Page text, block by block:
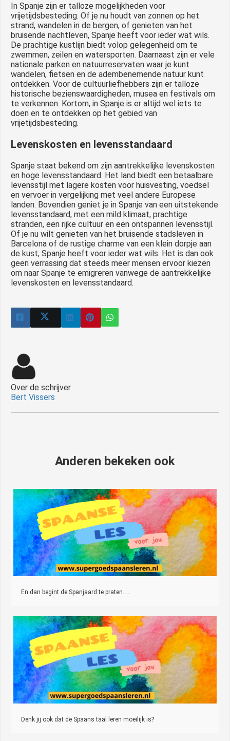
In Spanje zijn er talloze mogelijkheden voor
vrijetijdsbesteding. Of je nu houdt van zonnen op het
strand, wandelen in de bergen, of genieten van het
bruisende nachtleven, Spanje heeft voor ieder wat wils.
De prachtige kustlijn biedt volop gelegenheid om te
zwemmen, zeilen en watersporten. Daarnaast zijn er vele
nationale parken en natuurreservaten waar je kunt
wandelen, fietsen en de adembenemende natuur kunt
ontdekken. Voor de cultuurliefhebbers zijn er talloze
historische bezienswaardigheden, musea en festivals om
te verkennen. Kortom, in Spanje is er altijd wel iets te
doen en te ontdekken op het gebied van
vrijetijdsbesteding.
Levenskosten en levensstandaard
Spanje staat bekend om zijn aantrekkelijke levenskosten
en hoge levensstandaard. Het land biedt een betaalbare
levensstijl met lagere kosten voor huisvesting, voedsel
en vervoer in vergelijking met veel andere Europese
landen. Bovendien geniet je in Spanje van een uitstekende
levensstandaard, met een mild klimaat, prachtige
stranden, een rijke cultuur en een ontspannen levensstijl.
Of je nu wilt genieten van het bruisende stadsleven in
Barcelona of de rustige charme van een klein dorpje aan
de kust, Spanje heeft voor ieder wat wils. Het is dan ook
geen verrassing dat steeds meer mensen ervoor kiezen
om naar Spanje te emigreren vanwege de aantrekkelijke
levenskosten en levensstandaard.
Over de schrijver
Bert Vissers
Anderen bekeken ook
En dan begint de Spanjaard te praten…..
Denk jij ook dat de Spaans taal leren moeilijk is?